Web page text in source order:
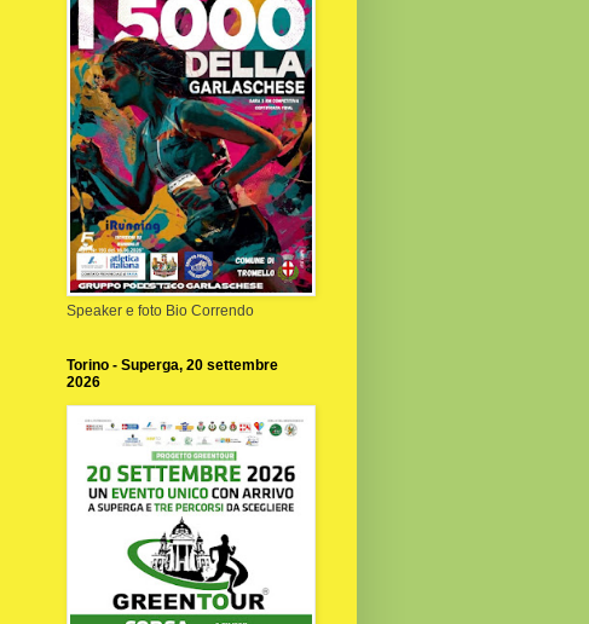
Speaker e foto Bio Correndo
Torino - Superga, 20 settembre
2026